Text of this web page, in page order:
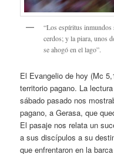
“Los espíritus inmundos
cerdos; y la piara, unos
se ahogó en el lago”.
El Evangelio de hoy (Mc
territorio pagano. La
sábado pasado nos
pagano, a Gerasa, que
El pasaje nos relata un
a sus discípulos a su
que enfrentaron en la